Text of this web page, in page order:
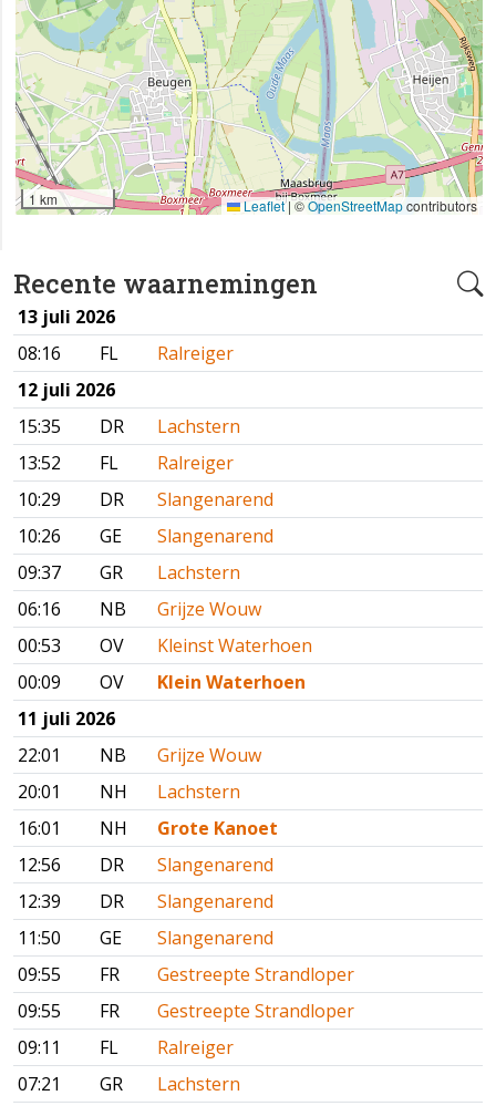
Recente waarnemingen
13 juli 2026
08:16
FL
Ralreiger
12 juli 2026
15:35
DR
Lachstern
13:52
FL
Ralreiger
10:29
DR
Slangenarend
10:26
GE
Slangenarend
09:37
GR
Lachstern
06:16
NB
Grijze Wouw
00:53
OV
Kleinst Waterhoen
00:09
OV
Klein Waterhoen
11 juli 2026
22:01
NB
Grijze Wouw
20:01
NH
Lachstern
16:01
NH
Grote Kanoet
12:56
DR
Slangenarend
12:39
DR
Slangenarend
11:50
GE
Slangenarend
09:55
FR
Gestreepte Strandloper
09:55
FR
Gestreepte Strandloper
09:11
FL
Ralreiger
07:21
GR
Lachstern
1 km Leaflet |©OpenStreetMapcontributors